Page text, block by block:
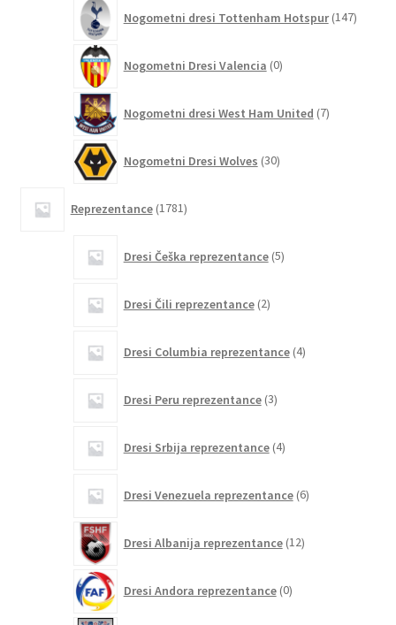
Nogometni dresi Tottenham Hotspur 147
Nogometni Dresi Valencia 0izdelkov
Nogometni dresi West Ham United 7izdelkov
Nogometni Dresi Wolves 30izdelkov
Reprezentance 1781izdelkov
Dresi Češka reprezentance 5izdelkov
Dresi Čili reprezentance 2izdelka
Dresi Columbia reprezentance 4izdelki
Dresi Peru reprezentance 3izdelki
Dresi Srbija reprezentance 4izdelki
Dresi Venezuela reprezentance 6izdelkov
Dresi Albanija reprezentance 12izdelkov
Dresi Andora reprezentance 0izdelkov